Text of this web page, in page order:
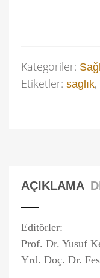
Kategoriler:
Etiketler: saglık,
AÇIKLAMA
Editörler:
Prof. Dr. Yusuf
Yrd. Doç. Dr.